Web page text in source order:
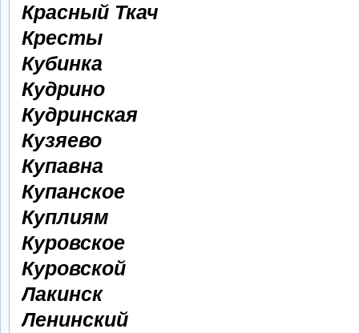
Красный Ткач
Кресты
Кубинка
Кудрино
Кудринская
Кузяево
Купавна
Купанское
Куплиям
Куровское
Куровской
Лакинск
Ленинский